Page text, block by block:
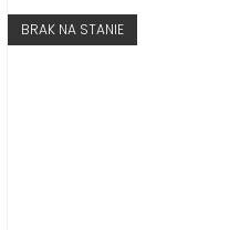
BRAK NA STANIE